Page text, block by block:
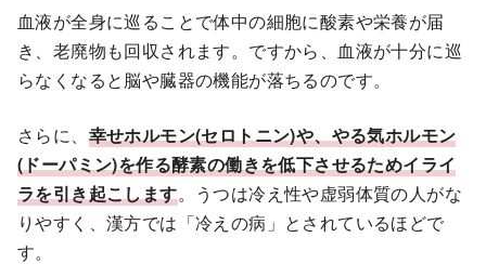
血液が全身に巡ることで体中の細胞に酸素や栄養が届
き、老廃物も回収されます。ですから、血液が十分に巡
らなくなると脳や臓器の機能が落ちるのです。
さらに、 幸せホルモン(セロトニン)や、やる気ホルモン
(ドーパミン)を作る酵素の働きを低下させるためイライ
ラを引き起こします。うつは冷え性や虚弱体質の人がな
りやすく、漢方では「冷えの病」とされているほどで
す。